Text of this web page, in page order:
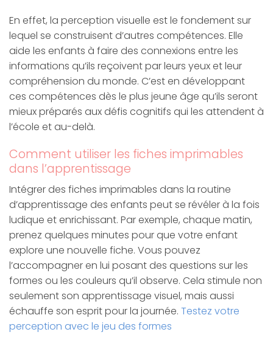
En effet, la perception visuelle est le fondement sur
lequel se construisent d’autres compétences. Elle
aide les enfants à faire des connexions entre les
informations qu’ils reçoivent par leurs yeux et leur
compréhension du monde. C’est en développant
ces compétences dès le plus jeune âge qu’ils seront
mieux préparés aux défis cognitifs qui les attendent à
l’école et au-delà.
Comment utiliser les fiches imprimables
dans l’apprentissage
Intégrer des fiches imprimables dans la routine
d’apprentissage des enfants peut se révéler à la fois
ludique et enrichissant. Par exemple, chaque matin,
prenez quelques minutes pour que votre enfant
explore une nouvelle fiche. Vous pouvez
l’accompagner en lui posant des questions sur les
formes ou les couleurs qu’il observe. Cela stimule non
seulement son apprentissage visuel, mais aussi
échauffe son esprit pour la journée. Testez votre
perception avec le jeu des formes